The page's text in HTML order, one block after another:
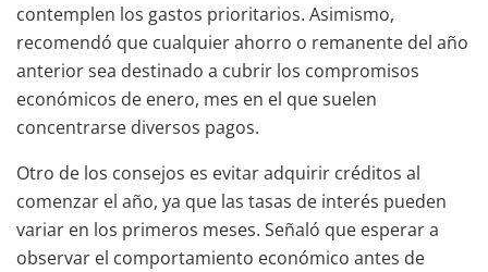
contemplen los gastos prioritarios. Asimismo,
recomendó que cualquier ahorro o remanente del año
anterior sea destinado a cubrir los compromisos
económicos de enero, mes en el que suelen
concentrarse diversos pagos.
Otro de los consejos es evitar adquirir créditos al
comenzar el año, ya que las tasas de interés pueden
variar en los primeros meses. Señaló que esperar a
observar el comportamiento económico antes de